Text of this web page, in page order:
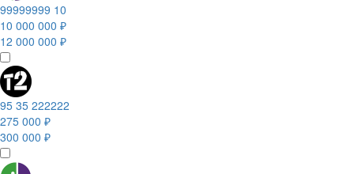
99999999 10
10 000 000 ₽
12 000 000 ₽
95 35 222222
275 000 ₽
300 000 ₽